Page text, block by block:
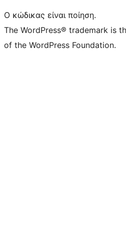
Ο κώδικας είναι ποίηση.
The WordPress® trademark is
of the WordPress Foundation.